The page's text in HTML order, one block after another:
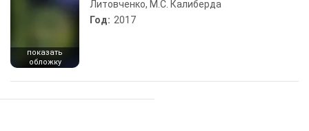
показать
обложку
Литовченко, М.С. Калиберда
Год: 2017